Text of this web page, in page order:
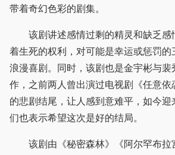
带着奇幻色彩的剧集。
该剧讲述感情过剩的精灵和缺乏感
着生死的权利，对可能是幸运或惩罚的
浪漫喜剧。同时，该剧也是金宇彬与裴
作，之前两人曾出演过电视剧《任意依
的悲剧结尾，让人感到意难平，如今
们也表示希望这次是好的结局。
该剧由《秘密森林》《阿尔罕布拉